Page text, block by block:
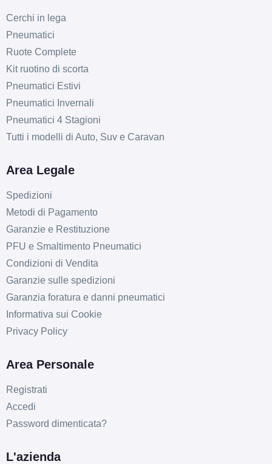
Cerchi in lega
Pneumatici
Ruote Complete
Kit ruotino di scorta
Pneumatici Estivi
Pneumatici Invernali
Pneumatici 4 Stagioni
Tutti i modelli di Auto, Suv e Caravan
Area Legale
Spedizioni
Metodi di Pagamento
Garanzie e Restituzione
PFU e Smaltimento Pneumatici
Condizioni di Vendita
Garanzie sulle spedizioni
Garanzia foratura e danni pneumatici
Informativa sui Cookie
Privacy Policy
Area Personale
Registrati
Accedi
Password dimenticata?
L'azienda